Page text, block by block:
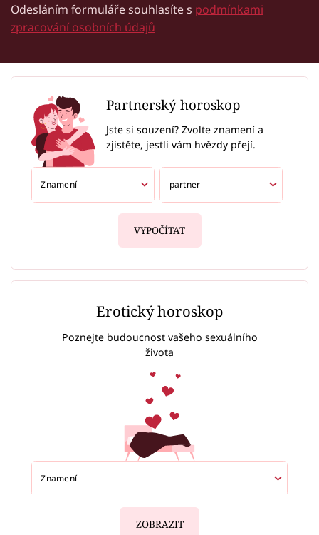
Odesláním formuláře souhlasíte s podmínkami
zpracování osobních údajů
Partnerský horoskop
Jste si souzení? Zvolte znamení a
zjistěte, jestli vám hvězdy přejí.
VYPOČÍTAT
Erotický horoskop
Poznejte budoucnost vašeho sexuálního
života
ZOBRAZIT